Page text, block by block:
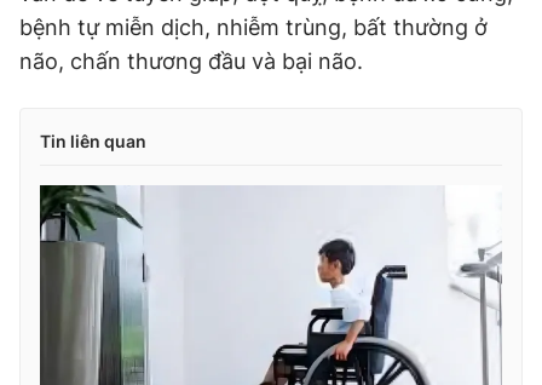
bệnh tự miễn dịch, nhiễm trùng, bất thường ở
não, chấn thương đầu và bại não.
Tin liên quan